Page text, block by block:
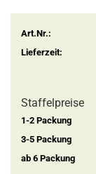
Art.Nr.:
Lieferzeit:
Staffelpreise
1-2 Packung
3-5 Packung
ab 6 Packung